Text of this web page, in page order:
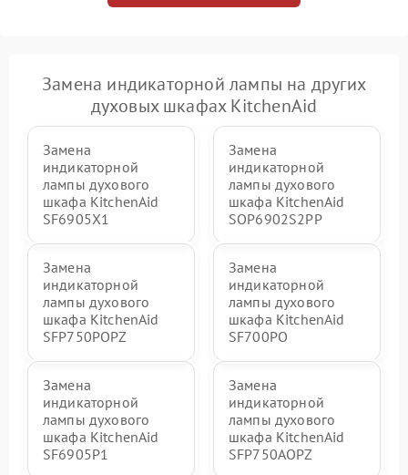
Замена индикаторной лампы на других
духовых шкафах KitchenAid
Замена
индикаторной
лампы духового
шкафа KitchenAid
SF6905X1
Замена
индикаторной
лампы духового
шкафа KitchenAid
SOP6902S2PP
Замена
индикаторной
лампы духового
шкафа KitchenAid
SFP750POPZ
Замена
индикаторной
лампы духового
шкафа KitchenAid
SF700PO
Замена
индикаторной
лампы духового
шкафа KitchenAid
SF6905P1
Замена
индикаторной
лампы духового
шкафа KitchenAid
SFP750AOPZ